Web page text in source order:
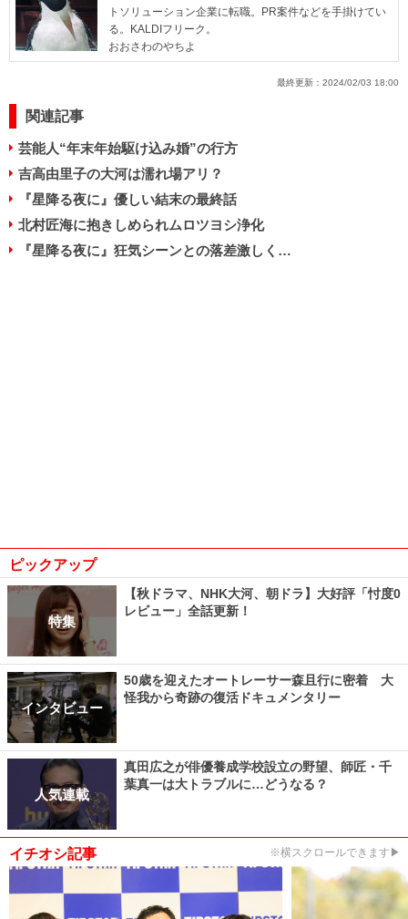
トソリューション企業に転職。PR案件などを手掛けてい
る。KALDIフリーク。
おおさわのやちよ
最終更新： 2024/02/03 18:00
関連記事
芸能人“年末年始駆け込み婚”の行方
吉高由里子の大河は濡れ場アリ？
『星降る夜に』優しい結末の最終話
北村匠海に抱きしめられムロツヨシ浄化
『星降る夜に』狂気シーンとの落差激しく…
ピックアップ
特集
【秋ドラマ、NHK大河、朝ドラ】大好評「忖度0
レビュー」全話更新！
インタビュー
50歳を迎えたオートレーサー森且行に密着 大
怪我から奇跡の復活ドキュメンタリー
人気連載
真田広之が俳優養成学校設立の野望、師匠・千
葉真一は大トラブルに…どうなる？
イチオシ記事 ※横スクロールできます▶